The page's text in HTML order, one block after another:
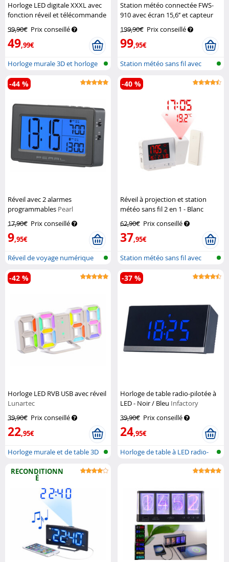
Horloge LED digitale XXXL avec
fonction réveil et télécommande
99,90€ Prix conseillé
49,99€
Horloge murale 3D et horloge
de tab...
Station météo connectée FWS-
910 avec écran 15,6’’ et capteur
199,90€ Prix conseillé
99,95€
Station météo sans fil avec
sonde e...
Réveil avec 2 alarmes
programmables Pearl
17,90€ Prix conseillé
9,95€
-44 %
Réveil de voyage numérique
Réveil à projection et station
météo sans fil 2 en 1 - Blanc
62,90€ Prix conseillé
37,95€
-40 %
Station météo sans fil avec
réveil...
Horloge LED RVB USB avec réveil
Lunartec
39,90€ Prix conseillé
22,95€
-42 %
Horloge murale et de table 3D
Horloge de table radio-pilotée à
LED - Noir / Bleu Infactory
39,90€ Prix conseillé
24,95€
-37 %
Horloge de table à LED radio-
RECONDITIONN
É